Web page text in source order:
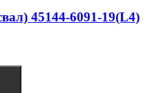
45144-6091-19(L4)